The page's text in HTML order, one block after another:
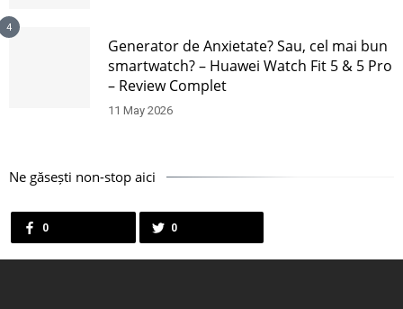
4
Generator de Anxietate? Sau, cel mai bun
smartwatch? – Huawei Watch Fit 5 & 5 Pro
– Review Complet
11 May 2026
Ne găsești non-stop aici
0 0